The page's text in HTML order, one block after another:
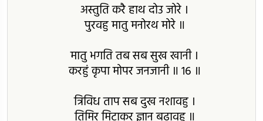
अस्तुति करै हाथ दोउ जोरे ।
पुरवहु मातु मनोरथ मोरे ॥
मातु भगति तब सब सुख खानी ।
करहुं कृपा मोपर जनजानी ॥ 16 ॥
त्रिविध ताप सब दुख नशावहु ।